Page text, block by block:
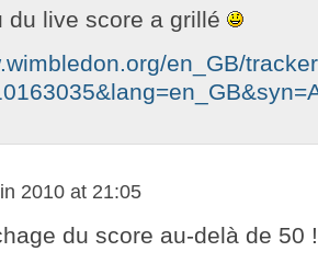
du live score a grillé
en_GB/
2010 at 21:05
du score au-delà de 50 !